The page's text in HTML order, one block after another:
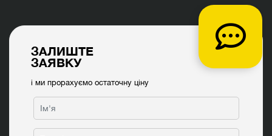
ЗАЛИШТЕ
ЗАЯВКУ
і ми прорахуємо остаточну ціну